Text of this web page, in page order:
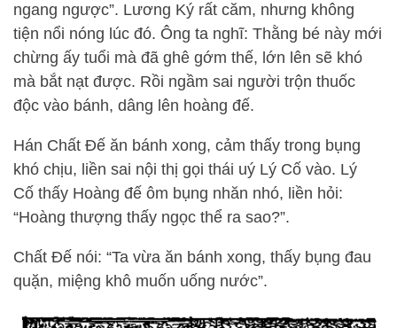
ngang ngược”. Lương Ký rất căm, nhưng không
tiện nổi nóng lúc đó. Ông ta nghĩ: Thằng bé này mới
chừng ấy tuổi mà đã ghê gớm thế, lớn lên sẽ khó
mà bắt nạt được. Rồi ngầm sai người trộn thuốc
độc vào bánh, dâng lên hoàng đế.
Hán Chất Đế ăn bánh xong, cảm thấy trong bụng
khó chịu, liền sai nội thị gọi thái uý Lý Cố vào. Lý
Cố thấy Hoàng đế ôm bụng nhăn nhó, liền hỏi:
“Hoàng thượng thấy ngọc thể ra sao?”.
Chất Đế nói: “Ta vừa ăn bánh xong, thấy bụng đau
quặn, miệng khô muốn uống nước”.